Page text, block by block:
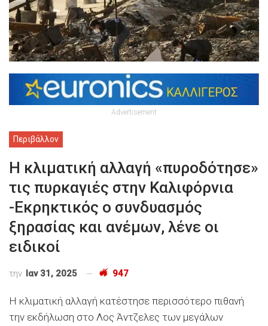
Advertisement
Περιβάλλον
Η κλιματική αλλαγή «πυροδότησε»
τις πυρκαγιές στην Καλιφόρνια
-Εκρηκτικός ο συνδυασμός
ξηρασίας και ανέμων, λένε οι
ειδικοί
την Ιαν 31, 2025 947
Η κλιματική αλλαγή κατέστησε περισσότερο πιθανή
την εκδήλωση στο Λος Άντζελες των μεγάλων